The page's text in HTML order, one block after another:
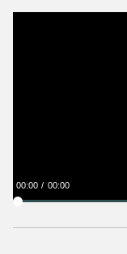
00:00 00:00